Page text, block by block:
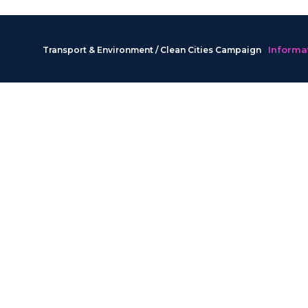
Transport & Environment / Clean Cities Campaign